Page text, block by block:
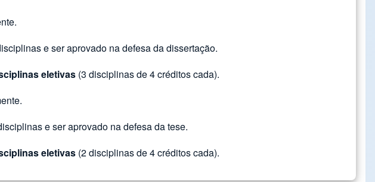
e ser aprovado na defesa da dissertação.
eletivas (3 disciplinas de 4 créditos cada).
e ser aprovado na defesa da tese.
eletivas (2 disciplinas de 4 créditos cada).